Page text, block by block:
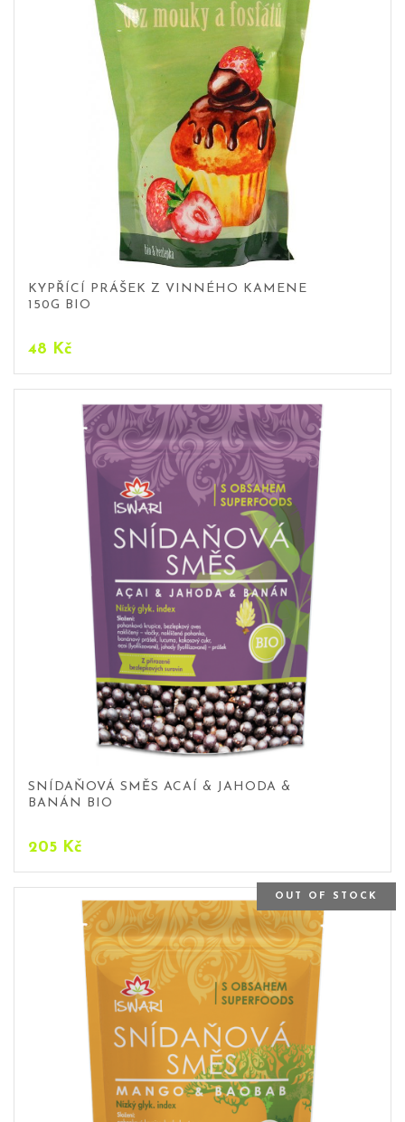
KYPŘÍCÍ PRÁŠEK Z VINNÉHO KAMENE
150G BIO
48 Kč
SNÍDAŇOVÁ SMĚS ACAÍ & JAHODA &
BANÁN BIO
205 Kč
OUT OF STOCK